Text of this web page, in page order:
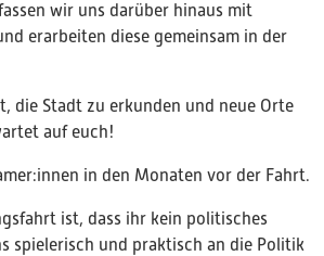
wir uns darüber hinaus mit
erarbeiten diese gemeinsam in der
die Stadt zu erkunden und neue Orte
auf euch!
in den Monaten vor der Fahrt.
ist, dass ihr kein politisches
spielerisch und praktisch an die Politik